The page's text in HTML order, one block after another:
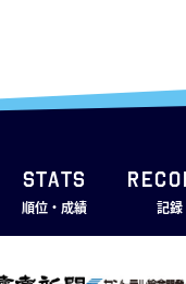
STATS
順位・成績 記録